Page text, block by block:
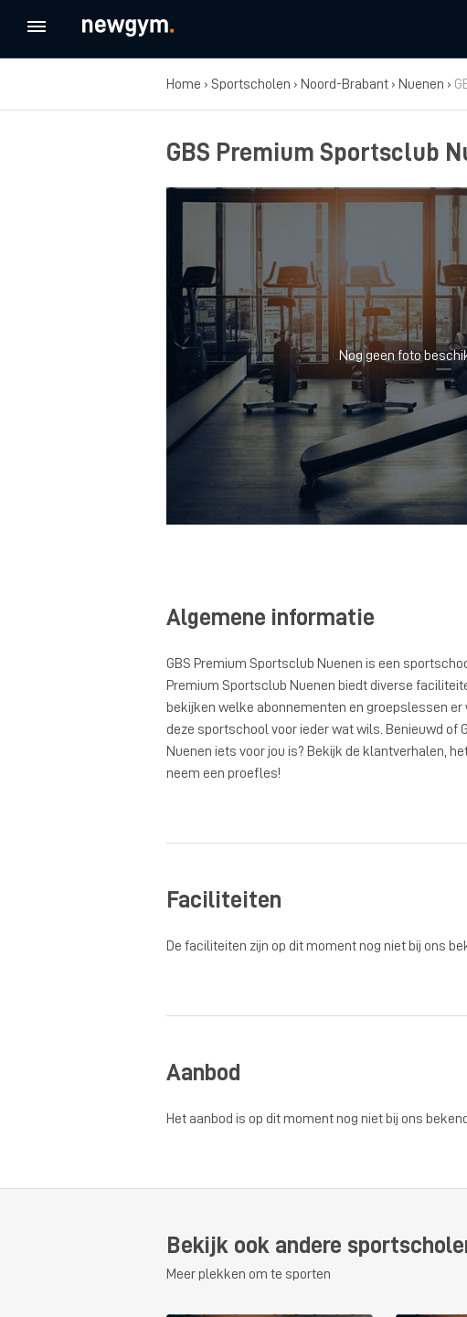
Home › Sportscholen › Noord-Brabant › Nuenen ›
GBS Premium Sportsclub
Nog geen foto
Algemene informatie
GBS Premium Sportsclub Nuenen is een
Premium Sportsclub Nuenen biedt diverse
bekijken welke abonnementen en groepslessen er
deze sportschool voor ieder wat wils. Benieuwd of
Nuenen iets voor jou is? Bekijk de klantverhalen,
neem een proefles!
Faciliteiten
De faciliteiten zijn op dit moment nog niet bij ons
Aanbod
Het aanbod is op dit moment nog niet bij ons
Bekijk ook andere
Meer plekken om te sporten